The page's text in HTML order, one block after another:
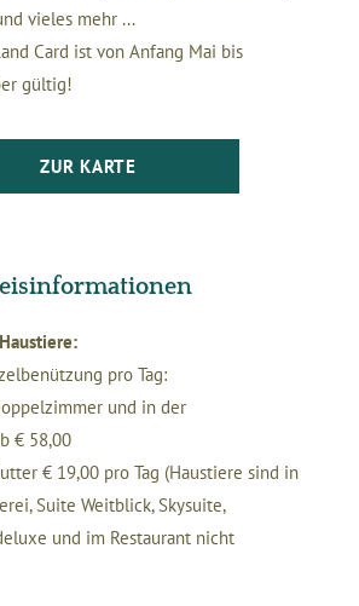
vieles mehr ...
Card ist von Anfang Mai bis
gültig!
ZUR KARTE
pro Tag:
und in der
€ 58,00
€ 19,00 pro Tag (Haustiere sind in
Suite Weitblick, Skysuite,
und im Restaurant nicht